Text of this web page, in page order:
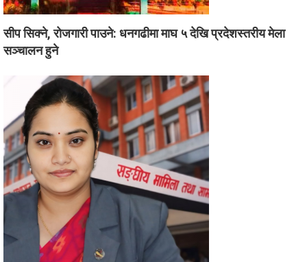
सीप सिक्ने, रोजगारी पाउने: धनगढीमा माघ ५ देखि प्रदेशस्तरीय मेला
सञ्चालन हुने